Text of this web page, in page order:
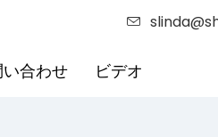
合わせ ビデオ